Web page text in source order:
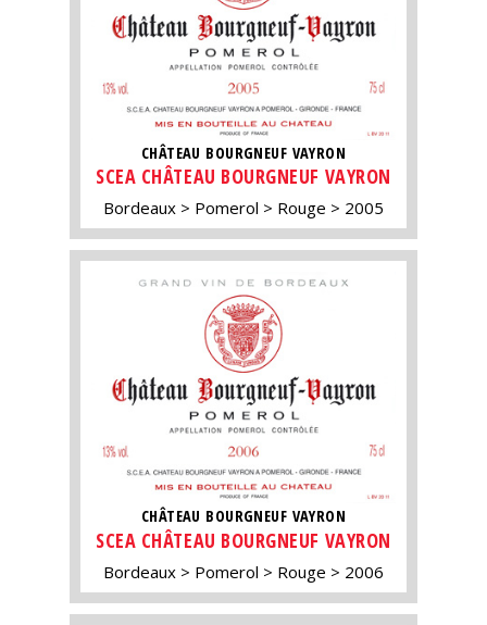
CHÂTEAU BOURGNEUF VAYRON
SCEA CHÂTEAU BOURGNEUF VAYRON
Bordeaux Pomerol Rouge 2005
CHÂTEAU BOURGNEUF VAYRON
SCEA CHÂTEAU BOURGNEUF VAYRON
Bordeaux Pomerol Rouge 2006